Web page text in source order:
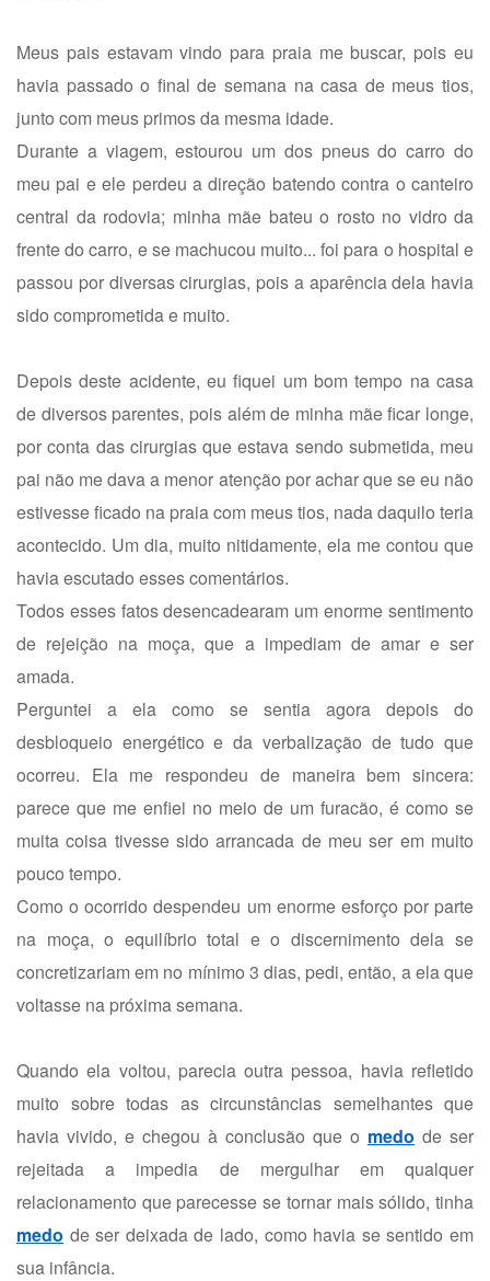
Meus pais estavam vindo para praia me buscar, pois eu
havia passado o final de semana na casa de meus tios,
junto com meus primos da mesma idade.
Durante a viagem, estourou um dos pneus do carro do
meu pai e ele perdeu a direção batendo contra o canteiro
central da rodovia; minha mãe bateu o rosto no vidro da
frente do carro, e se machucou muito... foi para o hospital e
passou por diversas cirurgias, pois a aparência dela havia
sido comprometida e muito.
Depois deste acidente, eu fiquei um bom tempo na casa
de diversos parentes, pois além de minha mãe ficar longe,
por conta das cirurgias que estava sendo submetida, meu
pai não me dava a menor atenção por achar que se eu não
estivesse ficado na praia com meus tios, nada daquilo teria
acontecido. Um dia, muito nitidamente, ela me contou que
havia escutado esses comentários.
Todos esses fatos desencadearam um enorme sentimento
de rejeição na moça, que a impediam de amar e ser
amada.
Perguntei a ela como se sentia agora depois do
desbloqueio energético e da verbalização de tudo que
ocorreu. Ela me respondeu de maneira bem sincera:
parece que me enfiei no meio de um furacão, é como se
muita coisa tivesse sido arrancada de meu ser em muito
pouco tempo.
Como o ocorrido despendeu um enorme esforço por parte
na moça, o equilíbrio total e o discernimento dela se
concretizariam em no mínimo 3 dias, pedi, então, a ela que
voltasse na próxima semana.
Quando ela voltou, parecia outra pessoa, havia refletido
muito sobre todas as circunstâncias semelhantes que
havia vivido, e chegou à conclusão que o medo de ser
rejeitada a impedia de mergulhar em qualquer
relacionamento que parecesse se tornar mais sólido, tinha
medo de ser deixada de lado, como havia se sentido em
sua infância.